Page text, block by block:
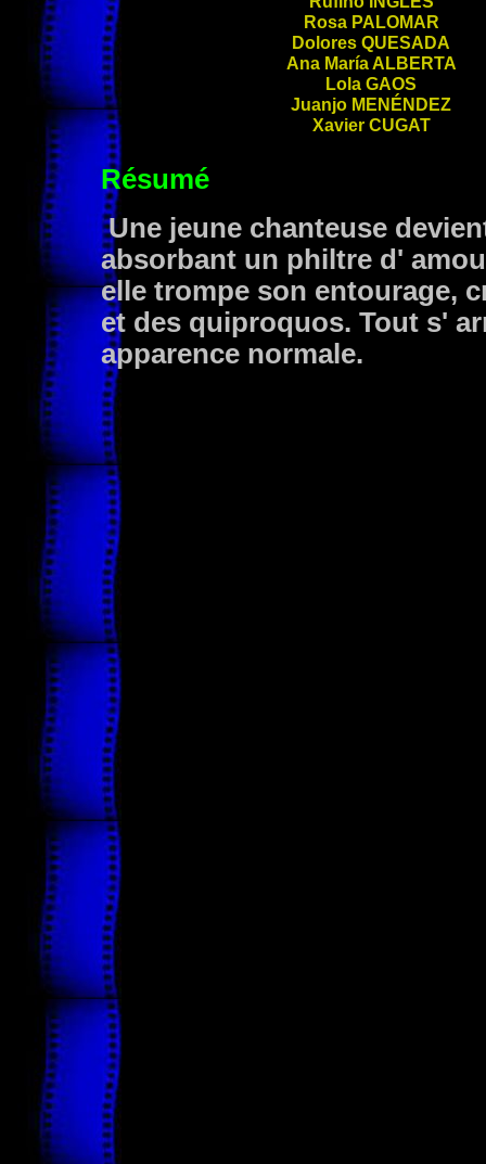
Rosa PALOMAR
Dolores QUESADA
Ana María ALBERTA
Lola GAOS
Juanjo MENÉNDEZ
Xavier CUGAT
Résumé
Une jeune chanteuse
absorbant un philtre d'
elle trompe son entourage,
et des quiproquos. Tout s'
apparence normale.